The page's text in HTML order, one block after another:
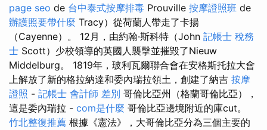
page seo de 台中泰式按摩排毒 Prouville 按摩證照班 de
辦護照要帶什麼 Tracy）從荷蘭人帶走了卡揚
（Cayenne）。 12月，由約翰·斯科特（John 記帳士 稅務
士 Scott）少校領導的英國人襲擊並摧毀了Nieuw
Middelburg。 1819年，玻利瓦爾聯合會在安格斯托拉大會
上解放了新的格拉納達和委內瑞拉領土，創建了納吉 按摩
證照 - 記帳士 會計師 差別 哥倫比亞州（格蘭哥倫比亞），
這是委內瑞拉 - com是什麼 哥倫比亞邊境附近的庫cut。
竹北整復推薦 根據《憲法》，大哥倫比亞分為三個主要的